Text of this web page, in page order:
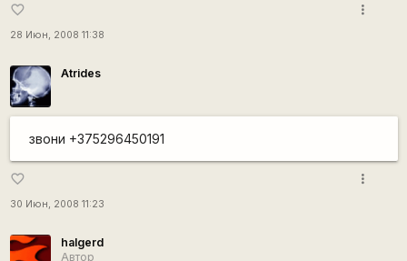
favorite_border
28 Июн, 2008 11:38
more_vert
Atrides
звони +375296450191
favorite_border
30 Июн, 2008 11:23
more_vert
halgerd
Автор